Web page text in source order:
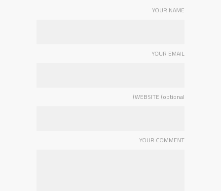
YOUR NAME
YOUR EMAIL
WEBSITE (optional)
YOUR COMMENT